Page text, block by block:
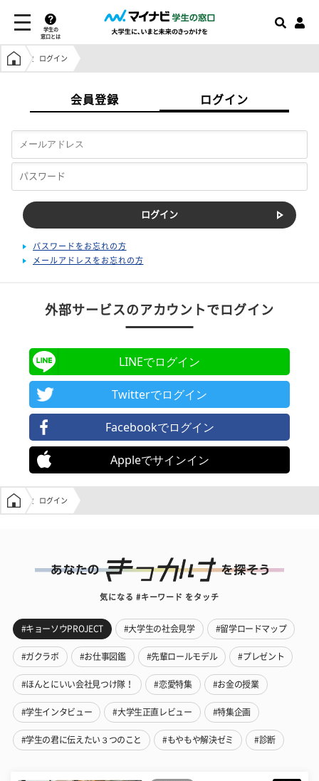
学生の
窓口とは
学生の窓口トップ
ログイン
会員登録 ログイン
パスワードをお忘れの方
メールアドレスをお忘れの方
外部サービスのアカウントでログイン
LINEでログイン
Twitterでログイン
Facebookでログイン
Appleでサインイン
学生の窓口トップ
ログイン
気になる #キーワード をタッチ
#キョーソウPROJECT #大学生の社会見学 #留学ロードマップ
#ガクラボ #お仕事図鑑 #先輩ロールモデル #プレゼント
#ほんとにいい会社見つけ隊！ #恋愛特集 #お金の授業
#学生インタビュー #大学生正直レビュー #特集企画
#学生の君に伝えたい３つのこと #もやもや解決ゼミ #診断